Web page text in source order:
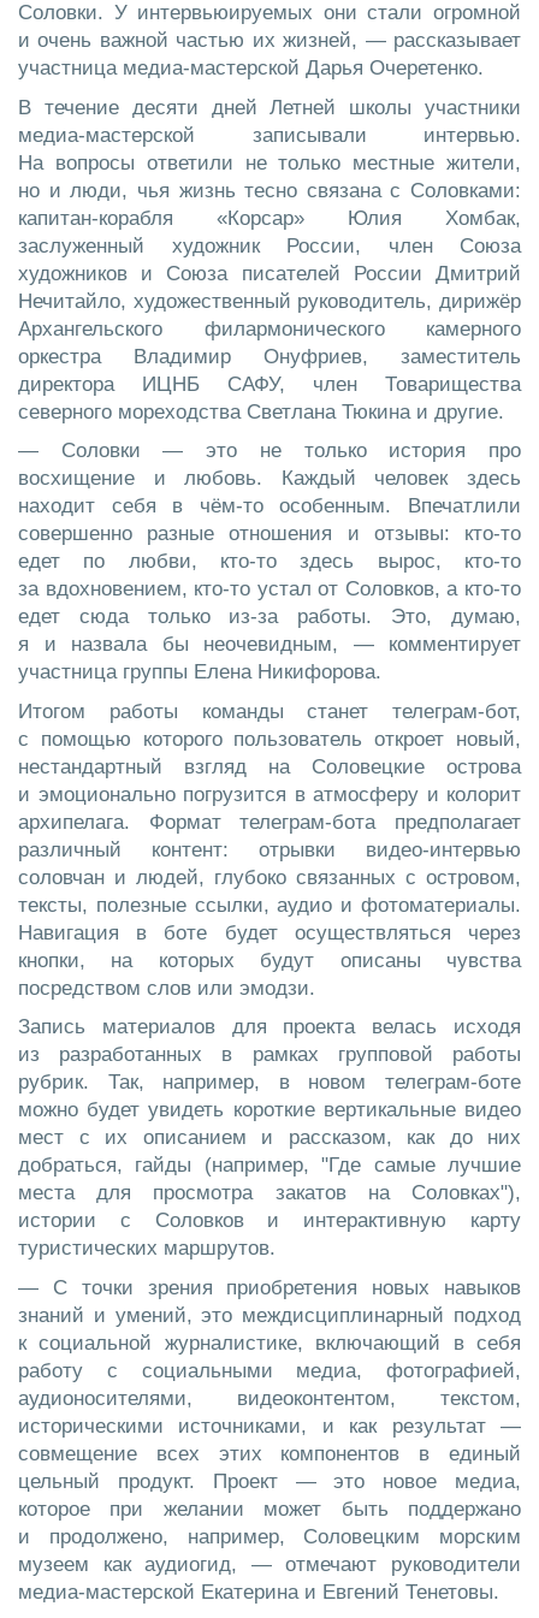
Соловки. У интервьюируемых они стали огромной
и очень важной частью их жизней, — рассказывает
участница медиа-мастерской Дарья Очеретенко.
В течение десяти дней Летней школы участники
медиа-мастерской записывали интервью.
На вопросы ответили не только местные жители,
но и люди, чья жизнь тесно связана с Соловками:
капитан-корабля «Корсар» Юлия Хомбак,
заслуженный художник России, член Союза
художников и Союза писателей России Дмитрий
Нечитайло, художественный руководитель, дирижёр
Архангельского филармонического камерного
оркестра Владимир Онуфриев, заместитель
директора ИЦНБ САФУ, член Товарищества
северного мореходства​ Светлана Тюкина и другие.
— Соловки — это не только история про
восхищение и любовь. Каждый человек здесь
находит себя в чём-то особенным. Впечатлили
совершенно разные отношения и отзывы: кто-то
едет по любви, кто-то здесь вырос, кто-то
за вдохновением, кто-то устал от Соловков, а кто-то
едет сюда только из-за работы. Это, думаю,
я и назвала бы неочевидным, — комментирует
участница группы Елена Никифорова.
Итогом работы команды станет телеграм-бот,
с помощью которого пользователь откроет новый,
нестандартный взгляд на Соловецкие острова
и эмоционально погрузится в атмосферу и колорит
архипелага. Формат телеграм-бота предполагает
различный контент: отрывки видео-интервью
соловчан и людей, глубоко связанных с островом,
тексты, полезные ссылки, аудио и фотоматериалы.
Навигация в боте будет осуществляться через
кнопки, на которых будут описаны чувства
посредством слов или эмодзи.​
Запись материалов для проекта велась исходя
из разработанных в рамках групповой работы
рубрик. Так, например, в новом телеграм-боте
можно будет увидеть короткие вертикальные видео
мест с их описанием и рассказом, как до них
добраться, гайды (например, "Где самые лучшие
места для просмотра закатов на Соловках")​,
истории с Соловков и интерактивную карту
туристических маршрутов.
— С точки зрения приобретения новых навыков
знаний и умений, это междисциплинарный подход
к социальной журналистике, включающий в себя
работу с социальными медиа, фотографией,
аудионосителями, видеоконтентом, текстом,
историческими источниками, и как результат —
совмещение всех этих компонентов в единый
цельный продукт. Проект — это новое медиа,
которое при желании может быть поддержано
и продолжено, например, Соловецким морским
музеем как аудиогид, — отмечают руководители
медиа-мастерской Екатерина и Евгений Тенетовы.